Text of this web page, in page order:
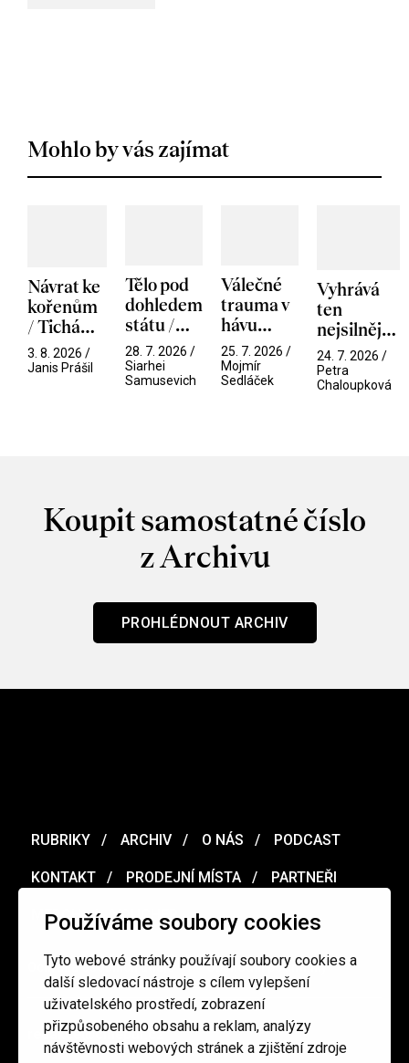
Používáme soubory cookies
Tyto webové stránky používají soubory cookies a
další sledovací nástroje s cílem vylepšení
uživatelského prostředí, zobrazení
přizpůsobeného obsahu a reklam, analýzy
návštěvnosti webových stránek a zjištění zdroje
Mohlo by vás zajímat
Návrat ke
kořenům
/ Tichá
přítelkyně
3. 8. 2026 /
Janis Prášil
Tělo pod
dohledem
státu /
Pramen
28. 7. 2026 /
Siarhei
Samusevich
Válečné
trauma v
hávu
spektáklu
/ Odyssea
25. 7. 2026 /
Mojmír
Sedláček
Vyhrává
ten
nejsilnější
/ V nitru
manosféry
24. 7. 2026 /
Petra
Chaloupková
Koupit samostatné číslo
z Archivu
PROHLÉDNOUT ARCHIV
RUBRIKY ARCHIV O NÁS PODCAST
KONTAKT PRODEJNÍ MÍSTA PARTNEŘI
MERCH VOUCHER
Ochrana osobních údajů / Obchodní podmínky
redakce@cinepur.cz